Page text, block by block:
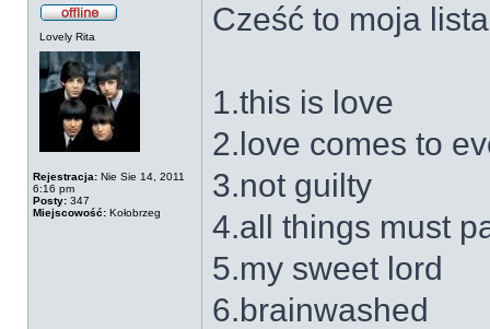
Lovely Rita
Rejestracja: Nie Sie 14, 2011
6:16 pm
Posty: 347
Miejscowość: Kołobrzeg
Cześć to moja
1.this is love
2.love comes to
3.not guilty
4.all things must
5.my sweet lord
6.brainwashed